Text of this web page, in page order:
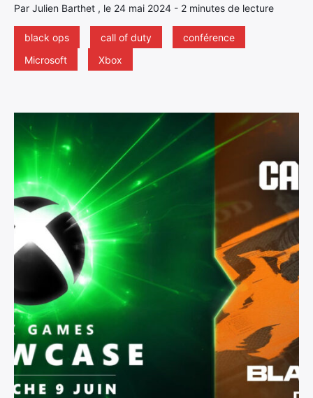
Par Julien Barthet , le 24 mai 2024 - 2 minutes de lecture
black ops call of duty
conférence
Microsoft
Xbox